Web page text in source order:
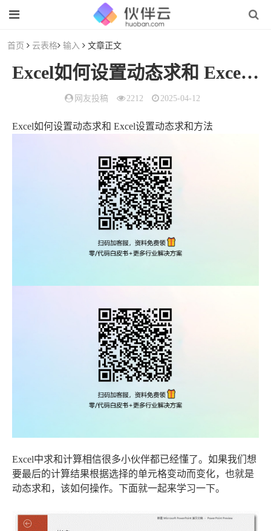
首页 云表格 输入 文章正文
Excel如何设置动态求和 Excel设置动态求和方法
网友投稿 2212 2025-04-12
Excel如何设置动态求和 Excel设置动态求和方法
Excel中求和计算相信很多小伙伴都已经懂了。如果我们想
要最后的计算结果根据选择的单元格变动而变化，也就是
动态求和，该如何操作。下面就一起来学习一下。